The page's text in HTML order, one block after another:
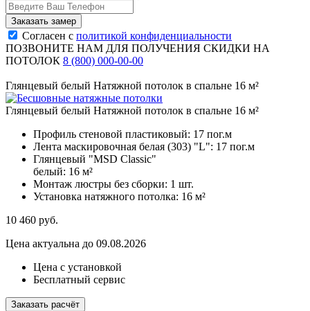
Согласен с политикой конфиденциальности
ПОЗВОНИТЕ НАМ ДЛЯ ПОЛУЧЕНИЯ СКИДКИ НА
ПОТОЛОК 8 (800) 000-00-00
Глянцевый белый Натяжной потолок в спальне 16 м²
Глянцевый белый Натяжной потолок в спальне 16 м²
Профиль стеновой пластиковый: 17 пог.м
Лента маскировочная белая (303) "L": 17 пог.м
Глянцевый "MSD Classic"
белый: 16 м²
Монтаж люстры без сборки: 1 шт.
Установка натяжного потолка: 16 м²
10 460 руб.
Цена актуальна до 09.08.2026
Цена с установкой
Бесплатный сервис
Заказать расчёт